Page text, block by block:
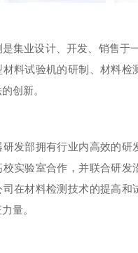
集业设计、开发、销售于
材料试验机的研制、材料检
创新。
发部拥有行业内高效的研
校实验室合作，并联合研发
司在材料检测技术的提高和
量。